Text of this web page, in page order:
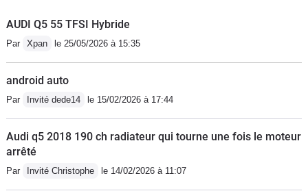
AUDI Q5 55 TFSI Hybride
Par Xpan le 25/05/2026 à 15:35
android auto
Par Invité dede14 le 15/02/2026 à 17:44
Audi q5 2018 190 ch radiateur qui tourne une fois le moteur
arrêté
Par Invité Christophe le 14/02/2026 à 11:07